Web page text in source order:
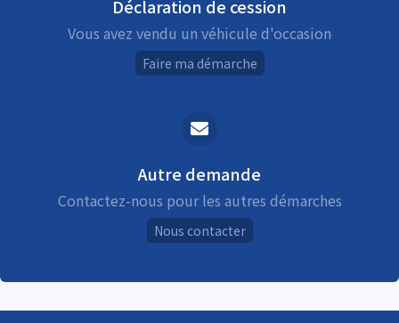
Déclaration de cession
Vous avez vendu un véhicule d'occasion
Faire ma démarche
Autre demande
Contactez-nous pour les autres démarches
Nous contacter